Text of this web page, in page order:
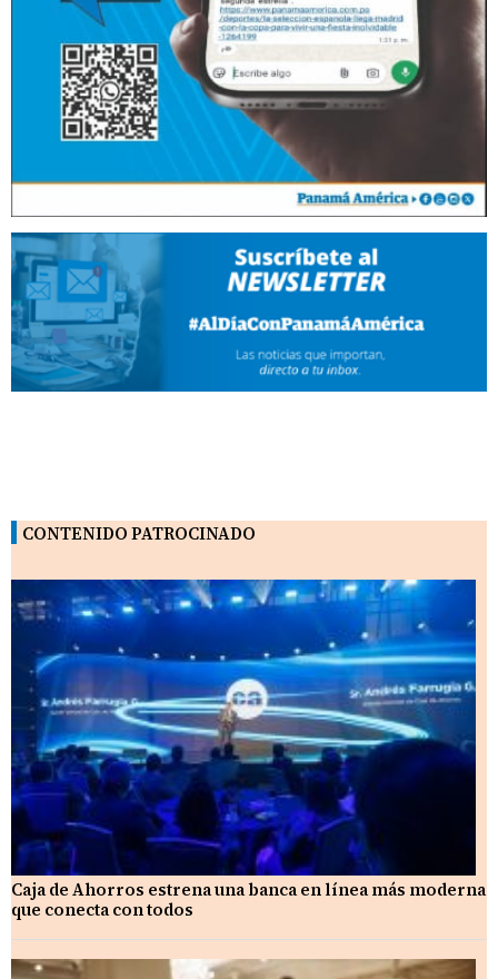
CONTENIDO PATROCINADO
Caja de Ahorros estrena una banca en línea más moderna
que conecta con todos